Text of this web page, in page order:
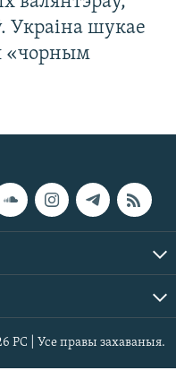
Украіна шукае
«чорным
РС | Усе правы захаваныя.